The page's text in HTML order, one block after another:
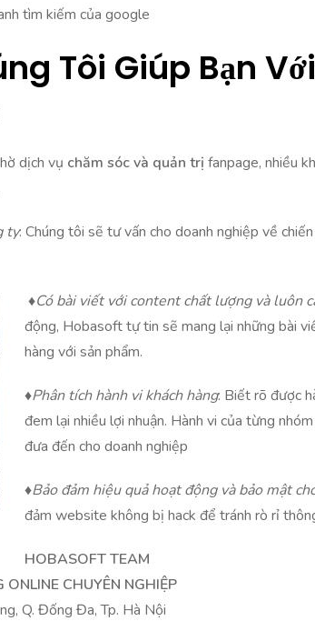
tìm kiếm của google
Tôi Giúp Bạn
dịch vụ chăm sóc và quản trị fanpage, nhiều
ty: Chúng tôi sẽ tư vấn cho doanh nghiệp về
♦Có bài viết với content chất lượng và luôn
động, Hobasoft tự tin sẽ mang lại những bài
hàng với sản phẩm.
♦Phân tích hành vi khách hàng: Biết rõ được
đem lại nhiều lợi nhuận. Hành vi của từng
đưa đến cho doanh nghiệp
♦Bảo đảm hiệu quả hoạt động và bảo mật
đảm website không bị hack để tránh rò rỉ
HOBASOFT TEAM
CHUYÊN NGHIỆP
Q. Đống Đa, Tp. Hà Nội